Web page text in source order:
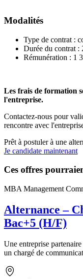
Modalités
Type de contrat :
Durée du contrat :
Rémunération : 1
Les frais de formation
l'entreprise.
Contactez-nous pour
rencontre avec
Prêt à postuler à une
Je candidate maintenant
Ces offres
MBA Management
Alternance –
Bac+5 (H/F)
Une entreprise
un chargé de